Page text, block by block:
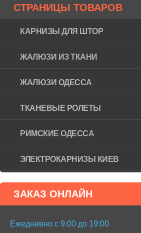
СТРАНИЦЫ ТОВАРОВ
КАРНИЗЫ ДЛЯ ШТОР
ЖАЛЮЗИ ИЗ ТКАНИ
ЖАЛЮЗИ ОДЕССА
ТКАНЕВЫЕ РОЛЕТЫ
РИМСКИЕ ОДЕССА
ЭЛЕКТРОКАРНИЗЫ КИЕВ
ЗАКАЗ ОНЛАЙН
Ежедневно с 9:00 до 19:00